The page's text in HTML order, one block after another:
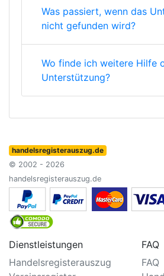
Was passiert, wenn das
nicht gefunden wird?
Wo finde ich weitere Hilfe
Unterstützung?
handelsregisterauszug.de
© 2002 - 2026
handelsregisterauszug.de
Dienstleistungen
Handelsregisterauszug
FAQ
FAQ